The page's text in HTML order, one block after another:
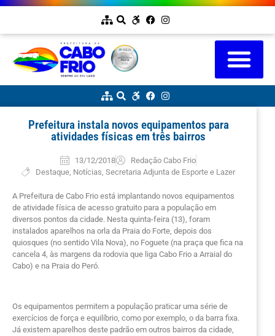
Prefeitura instala novos equipamentos para
atividades físicas em três bairros
13/12/2018
Redação Cabo Frio
Destaque Notícias ,Secretaria Adjunta de Esporte e Lazer
A Prefeitura de Cabo Frio está implantando novos equipamentos
de atividade física de acesso gratuito para a população em
diversos pontos da cidade. Nesta quinta-feira (13), foram
instalados aparelhos na orla da Praia do Forte, depois dos
quiosques (no sentido Vila Nova), no Foguete (na praça que fica na
cancela 4, às margens da rodovia que liga Cabo Frio a Arraial do
Cabo) e na Praia do Peró.
Os equipamentos permitem a população praticar uma série de
exercícios de força e equilíbrio, como por exemplo, o da barra fixa.
Já existem aparelhos deste padrão em outros bairros da cidade,